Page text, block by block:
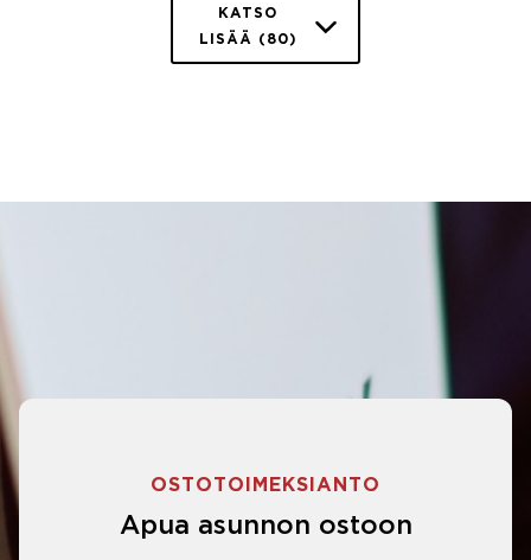
KATSO
LISÄÄ (80)
OSTOTOIMEKSIANTO
Apua asunnon ostoon